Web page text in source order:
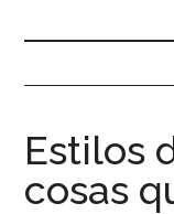
Estilos
cosas